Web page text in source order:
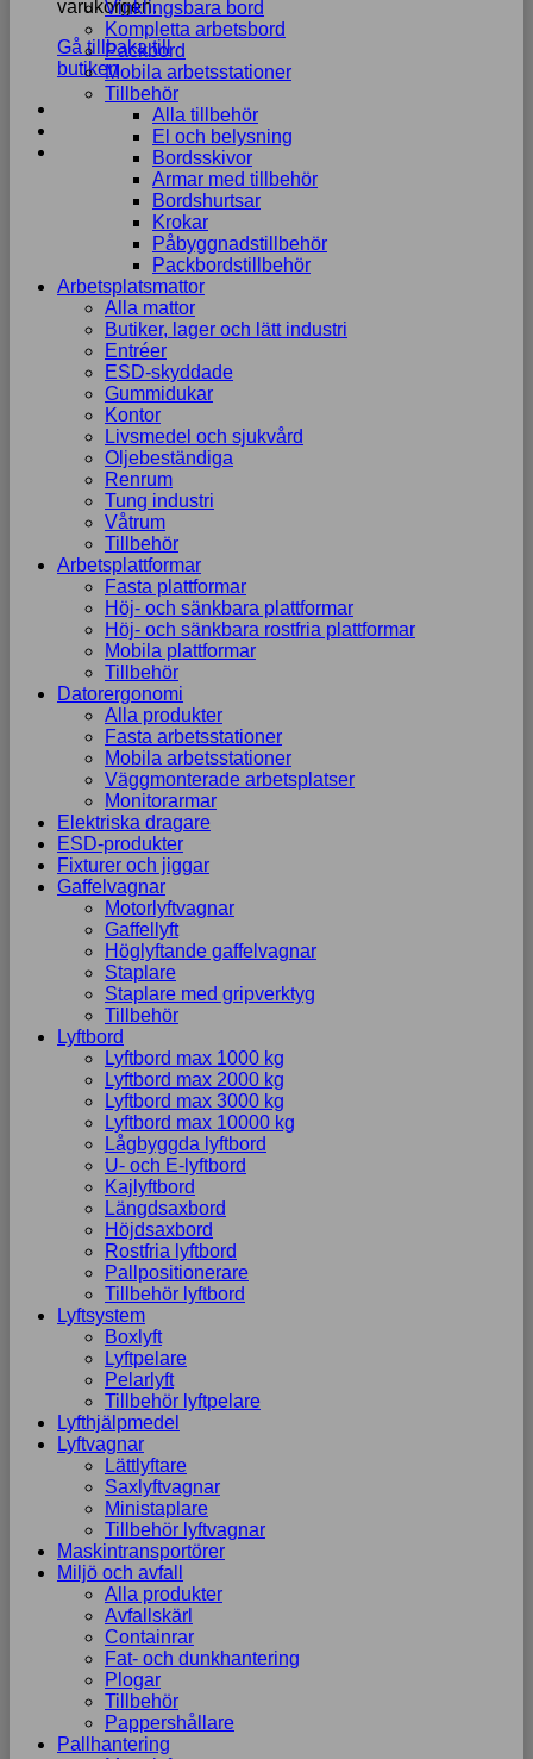
varukorgen.
Gå tillbaka till
butiken
Vinklingsbara bord
Kompletta arbetsbord
Packbord
Mobila arbetsstationer
Tillbehör
Alla tillbehör
El och belysning
Bordsskivor
Armar med tillbehör
Bordshurtsar
Krokar
Påbyggnadstillbehör
Packbordstillbehör
Arbetsplatsmattor
Alla mattor
Butiker, lager och lätt industri
Entréer
ESD-skyddade
Gummidukar
Kontor
Livsmedel och sjukvård
Oljebeständiga
Renrum
Tung industri
Våtrum
Tillbehör
Arbetsplattformar
Fasta plattformar
Höj- och sänkbara plattformar
Höj- och sänkbara rostfria plattformar
Mobila plattformar
Tillbehör
Datorergonomi
Alla produkter
Fasta arbetsstationer
Mobila arbetsstationer
Väggmonterade arbetsplatser
Monitorarmar
Elektriska dragare
ESD-produkter
Fixturer och jiggar
Gaffelvagnar
Motorlyftvagnar
Gaffellyft
Höglyftande gaffelvagnar
Staplare
Staplare med gripverktyg
Tillbehör
Lyftbord
Lyftbord max 1000 kg
Lyftbord max 2000 kg
Lyftbord max 3000 kg
Lyftbord max 10000 kg
Lågbyggda lyftbord
U- och E-lyftbord
Kajlyftbord
Längdsaxbord
Höjdsaxbord
Rostfria lyftbord
Pallpositionerare
Tillbehör lyftbord
Lyftsystem
Boxlyft
Lyftpelare
Pelarlyft
Tillbehör lyftpelare
Lyfthjälpmedel
Lyftvagnar
Lättlyftare
Saxlyftvagnar
Ministaplare
Tillbehör lyftvagnar
Maskintransportörer
Miljö och avfall
Alla produkter
Avfallskärl
Containrar
Fat- och dunkhantering
Plogar
Tillbehör
Pappershållare
Pallhantering
Statistik
För att vi ska
kunna
förbättra
hemsidans
funktionalitet
och
uppbyggnad,
Upplevelse
För att vår
hemsida ska
prestera så
under ditt
besök. Om
du nekar de
här kakorna
kommer viss
funktionalitet
att försvinna
hemsidan.
Marknadsföring
Genom att dela
med dig av dina
intressen och ditt
beteende när du
surfar ökar du
chansen att få se
personligt
anpassat
innehåll och
erbjudanden.